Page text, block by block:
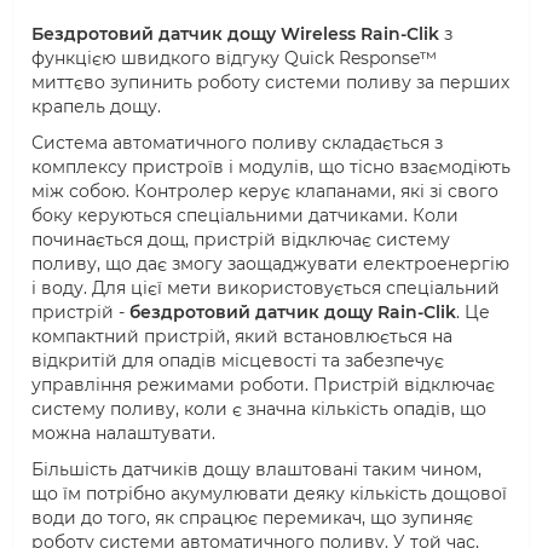
Бездротовий датчик дощу Wireless Rain-Clik з
функцією швидкого відгуку Quick Response™
миттєво зупинить роботу системи поливу за перших
крапель дощу.
Система автоматичного поливу складається з
комплексу пристроїв і модулів, що тісно взаємодіють
між собою. Контролер керує клапанами, які зі свого
боку керуються спеціальними датчиками. Коли
починається дощ, пристрій відключає систему
поливу, що дає змогу заощаджувати електроенергію
і воду. Для цієї мети використовується спеціальний
пристрій - бездротовий датчик дощу Rain-Clik. Це
компактний пристрій, який встановлюється на
відкритій для опадів місцевості та забезпечує
управління режимами роботи. Пристрій відключає
систему поливу, коли є значна кількість опадів, що
можна налаштувати.
Більшість датчиків дощу влаштовані таким чином,
що їм потрібно акумулювати деяку кількість дощової
води до того, як спрацює перемикач, що зупиняє
роботу системи автоматичного поливу. У той час,